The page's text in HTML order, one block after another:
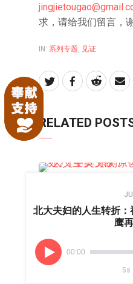
求，请给我们留言，
IN: 系列专题, 见证
RELATED
“天父宝贝
《至高之处
北大夫妇的人生转折
鹰
00:00
5s